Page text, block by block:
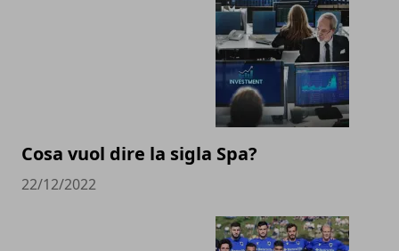
Cosa vuol dire la sigla Spa?
22/12/2022